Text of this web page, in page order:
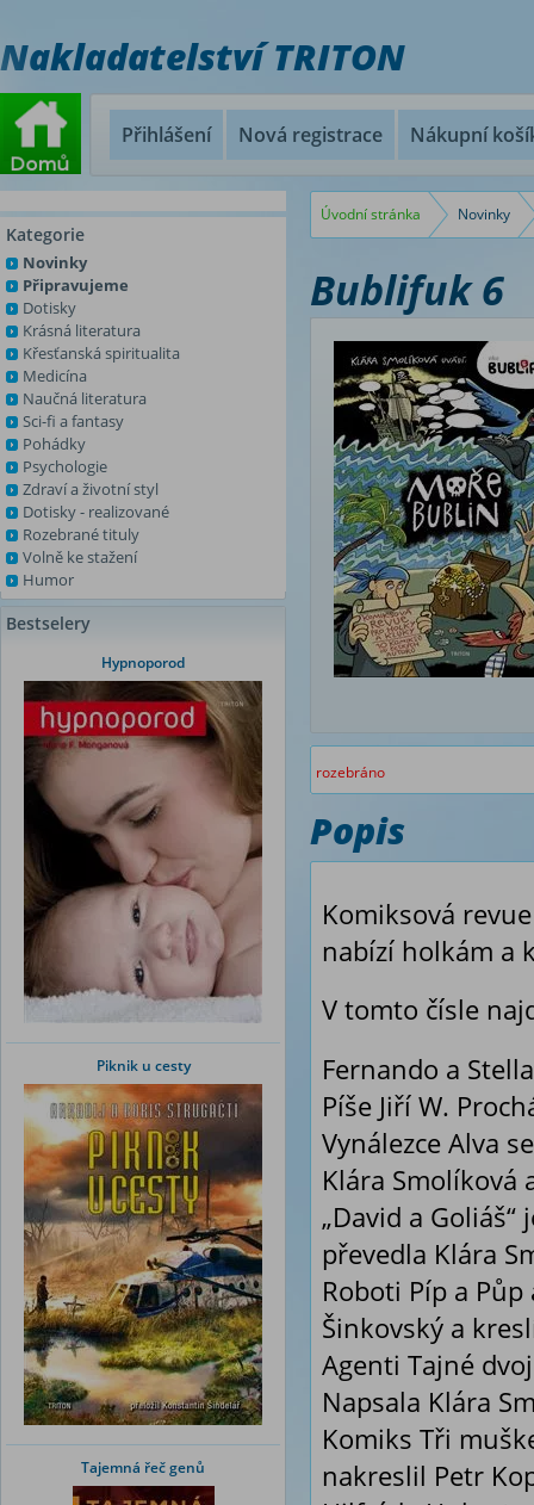
Nakladatelství TRITON
Přihlášení Nová registrace Nákupní
Kategorie
Novinky
Připravujeme
Dotisky
Krásná literatura
Křesťanská spiritualita
Medicína
Naučná literatura
Sci-fi a fantasy
Pohádky
Psychologie
Zdraví a životní styl
Dotisky - realizované
Rozebrané tituly
Volně ke stažení
Humor
Bestselery
Hypnoporod
Piknik u cesty
Tajemná řeč genů
Úvodní stránka Novinky
Bublifuk 6
rozebráno
Popis
Komiksová
nabízí holkám a
V tomto čísle
Fernando a
Píše Jiří W.
Vynálezce Alva
Klára Smolíková
„David a
převedla Klára
Roboti Píp a
Šinkovský a
Agenti Tajné
Napsala Klára
Komiks Tři
nakreslil Petr